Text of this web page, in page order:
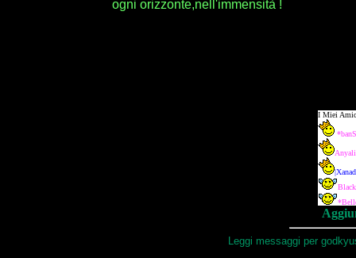
ogni orizzonte,nell'immensità !
Leggi messaggi per